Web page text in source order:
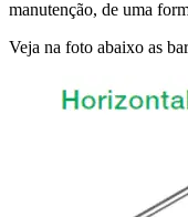
manutenção, de uma
Veja na foto abaixo as